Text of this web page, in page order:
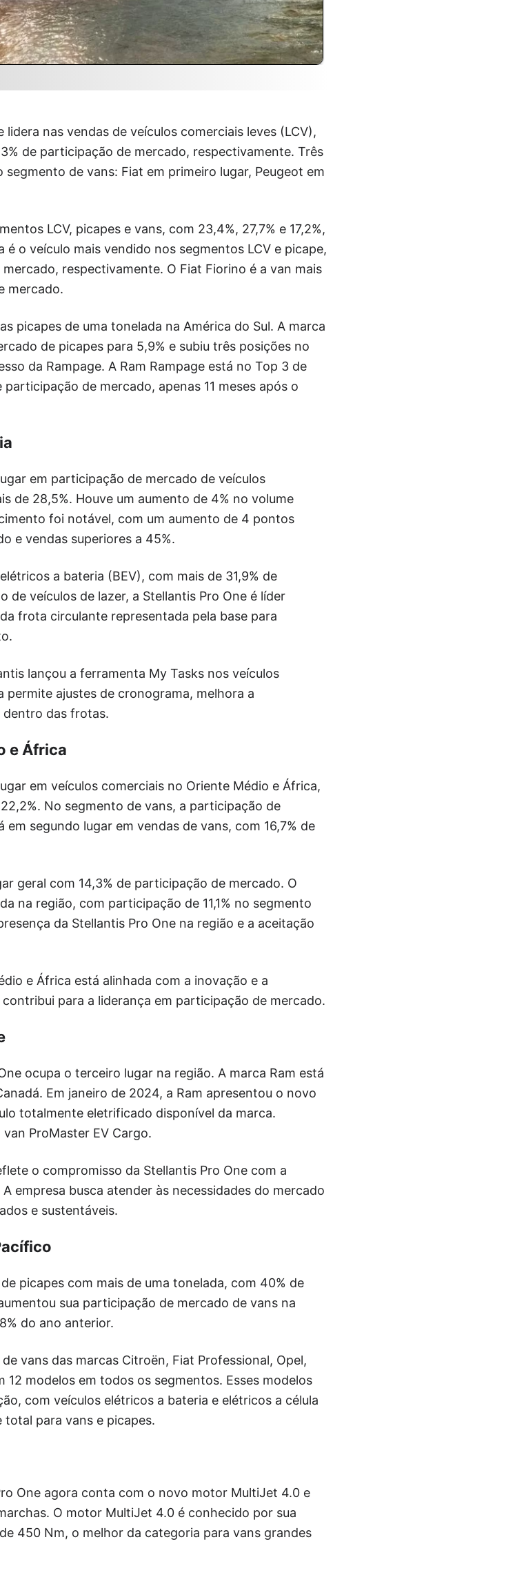
lidera nas vendas de veículos comerciais leves (LCV),
de participação de mercado, respectivamente. Três
de vans: Fiat em primeiro lugar, Peugeot em
LCV, picapes e vans, com 23,4%, 27,7% e 17,2%,
o veículo mais vendido nos segmentos LCV e picape,
respectivamente. O Fiat Fiorino é a van mais
mercado.
picapes de uma tonelada na América do Sul. A marca
de picapes para 5,9% e subiu três posições no
da Rampage. A Ram Rampage está no Top 3 de
de mercado, apenas 11 meses após o
em participação de mercado de veículos
de 28,5%. Houve um aumento de 4% no volume
foi notável, com um aumento de 4 pontos
e vendas superiores a 45%.
a bateria (BEV), com mais de 31,9% de
veículos de lazer, a Stellantis Pro One é líder
frota circulante representada pela base para
lançou a ferramenta My Tasks nos veículos
permite ajustes de cronograma, melhora a
das frotas.
e África
em veículos comerciais no Oriente Médio e África,
No segmento de vans, a participação de
segundo lugar em vendas de vans, com 16,7% de
geral com 14,3% de participação de mercado. O
na região, com participação de 11,1% no segmento
da Stellantis Pro One na região e a aceitação
e África está alinhada com a inovação e a
para a liderança em participação de mercado.
ocupa o terceiro lugar na região. A marca Ram está
Em janeiro de 2024, a Ram apresentou o novo
totalmente eletrificado disponível da marca.
ProMaster EV Cargo.
o compromisso da Stellantis Pro One com a
empresa busca atender às necessidades do mercado
e sustentáveis.
picapes com mais de uma tonelada, com 40% de
sua participação de mercado de vans na
do ano anterior.
vans das marcas Citroën, Fiat Professional, Opel,
12 modelos em todos os segmentos. Esses modelos
com veículos elétricos a bateria e elétricos a célula
para vans e picapes.
One agora conta com o novo motor MultiJet 4.0 e
O motor MultiJet 4.0 é conhecido por sua
450 Nm, o melhor da categoria para vans grandes